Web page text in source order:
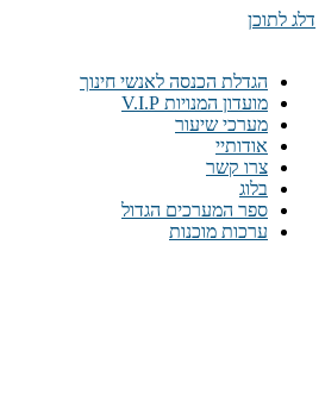
דלג לתוכן
הגדלת הכנסה לאנשי חינוך
מועדון המנויות V.I.P
מערכי שיעור
אודותיי
צרו קשר
בלוג
ספר המערכים הגדול
ערכות מוכנות